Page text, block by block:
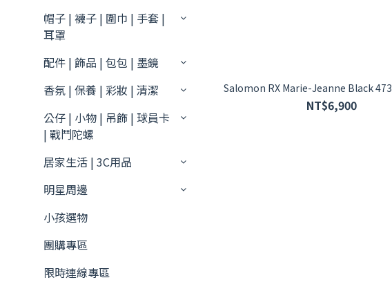
帽子 | 襪子 | 圍巾 | 手套 |
耳罩
配件 | 飾品 | 包包 | 墨鏡
香氛 | 保養 | 彩妝 | 清潔
公仔 | 小物 | 吊飾 | 球員卡
| 戰鬥陀螺
居家生活 | 3C用品
明星周邊
小孩選物
團購專區
限時連線專區
Salomon RX Marie-Jeanne Black
NT$6,900